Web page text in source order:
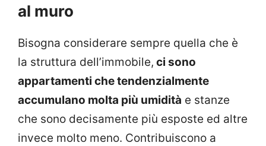
al muro
Bisogna considerare sempre quella che è
la struttura dell’immobile, ci sono
appartamenti che tendenzialmente
accumulano molta più umidità e stanze
che sono decisamente più esposte ed altre
invece molto meno. Contribuiscono a